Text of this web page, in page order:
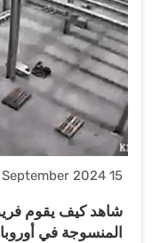
15 September 2024
المنسوجة في أوروبا